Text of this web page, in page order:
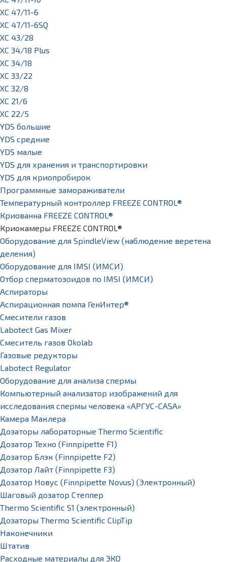
XC 47/11-6
XC 47/11-6SQ
XC 43/28
XC 34/18 Plus
XC 34/18
XC 33/22
XC 32/8
XC 21/6
XC 22/5
YDS большие
YDS средние
YDS малые
YDS для хранения и транспортировки
YDS для криопробирок
Программные замораживатели
Температурный контроллер FREEZE CONTROL®
Криованна FREEZE CONTROL®
Криокамеры FREEZE CONTROL®
Оборудование для SpindleView (наблюдение веретена
деления)
Оборудование для IMSI (ИМСИ)
Отбор сперматозоидов по IMSI (ИМСИ)
Аспираторы
Аспирационная помпа ГенИнтер®
Смесители газов
Labotect Gas Mixer
Смеситель газов Okolab
Газовые редукторы
Labotect Regulator
Оборудование для анализа спермы
Компьютерный анализатор изображений для
исследования спермы человека «АРГУС-CASA»
Камера Маклера
Дозаторы лабораторные Thermo Scientific
Дозатор Техно (Finnpipette F1)
Дозатор Блэк (Finnpipette F2)
Дозатор Лайт (Finnpipette F3)
Дозатор Новус (Finnpipette Novus) (Электронный)
Шаговый дозатор Степпер
Thermo Scientific S1 (электронный)
Дозаторы Thermo Scientific ClipTip
Наконечники
Штатив
Расходные материалы для ЭКО